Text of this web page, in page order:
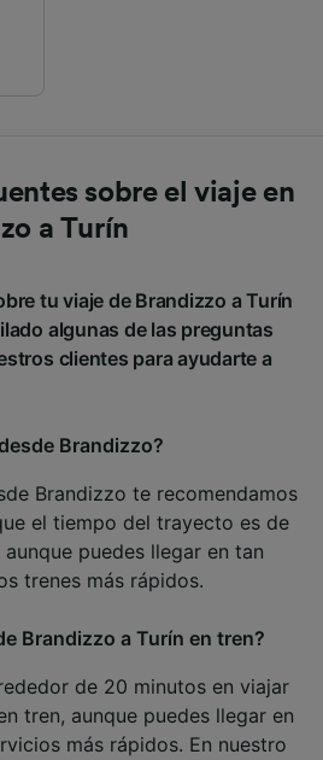
sobre el viaje en
a Turín
tu viaje de Brandizzo a Turín
algunas de las preguntas
clientes para ayudarte a
Brandizzo?
Brandizzo te recomendamos
el tiempo del trayecto es de
puedes llegar en tan
trenes más rápidos.
Brandizzo a Turín en tren?
de 20 minutos en viajar
tren, aunque puedes llegar en
más rápidos. En nuestro